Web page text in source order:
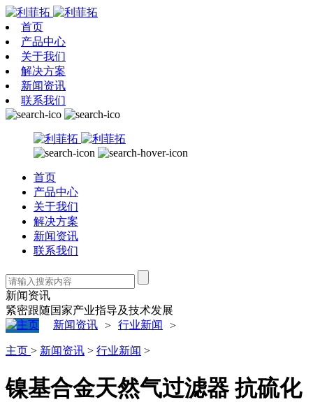
首页
产品中心
关于我们
解决方案
新闻资讯
联系我们
首页
产品中心
关于我们
解决方案
新闻资讯
联系我们
新闻资讯
紧密跟随国家产业指导及技术发展
新闻资讯 > 行业新闻 >
主页 > 新闻资讯 > 行业新闻 >
镍基合金天然气过滤器 抗硫化